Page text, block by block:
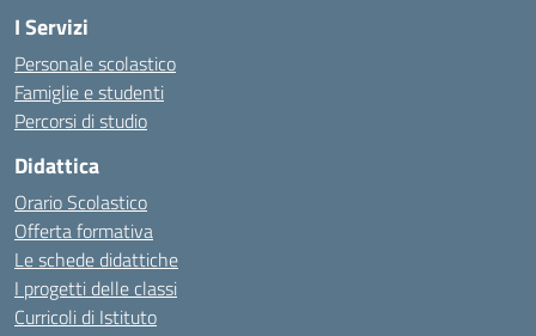
I Servizi
Personale scolastico
Famiglie e studenti
Percorsi di studio
Didattica
Orario Scolastico
Offerta formativa
Le schede didattiche
I progetti delle classi
Curricoli di Istituto